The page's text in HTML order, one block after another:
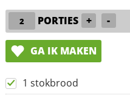
PORTIES + -
GA IK MAKEN
1 stokbrood